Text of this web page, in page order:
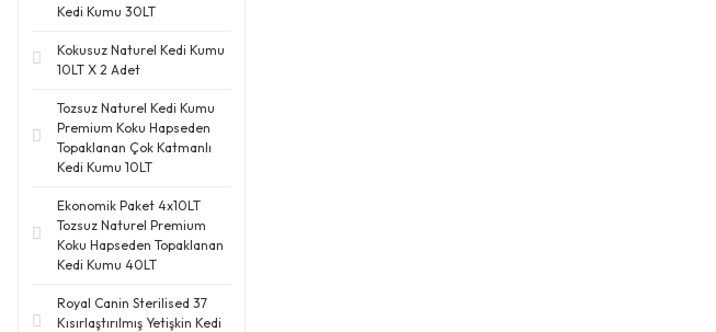
Kedi Kumu 30LT
Kokusuz Naturel Kedi Kumu
10LT X 2 Adet
Tozsuz Naturel Kedi Kumu
Premium Koku Hapseden
Topaklanan Çok Katmanlı
Kedi Kumu 10LT
Ekonomik Paket 4x10LT
Tozsuz Naturel Premium
Koku Hapseden Topaklanan
Kedi Kumu 40LT
Royal Canin Sterilised 37
Kısırlaştırılmış Yetişkin Kedi